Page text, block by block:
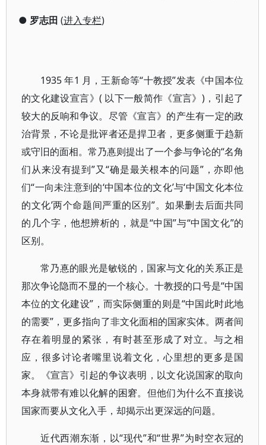
● 罗志田 (进入专栏)
1935 年1 月，王新命等“十教授”发表《中国本位
的文化建设宣言》( 以下一般简作《宣言》)，引起了
较大的反响和争议。尽管《宣言》的产生有一定的政
治背景，不论是批评者还是捍卫者，更多侧重于趋新
或守旧的面相。常乃惪则提出了一个参与争论的“名角
们从来没有提到”又“确是最关根本的问题”，亦即他
们“一向未注意到的‘中国本位的文化’与‘中国文化本位
的文化’两个命题间严重的区别”。如果删去后面共同
的几个字，他想辨析的，就是“中国”与“中国文化”的
区别。
常乃惪的眼光是敏锐的，国家与文化的关系正是
那次争论隐而不显的一个核心。十教授的口号是“中国
本位的文化建设”，而实际侧重的则是“中国此时此地
的需要”，更多指向了非文化面相的国家实体。两者间
存在着明显的紧张，有时甚至形成了对立。与之相
应，很多讨论者嘴里说着文化，心里想的更多是国
家。《宣言》引起的争议表明，以文化说国家的取向
本身就带有难以化解的困窘。但他们为什么不直接说
国家而要从文化入手，却揭示出更深远的问题。
近代西潮东渐，以“现代”和“世界”为时空衣冠的